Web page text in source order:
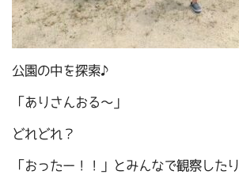
公園の中を探索♪
「ありさんおる～」
どれどれ？
「おったー！！」とみんなで観察したり